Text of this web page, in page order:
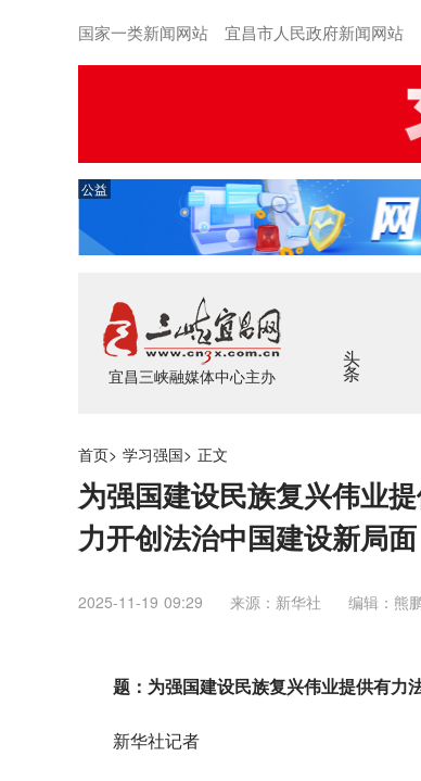
国家一类新闻网站 宜昌市人民政府新闻网站
公益
宜昌三峡融媒体中心主办
头条
首页> 学习强国> 正文
为强国建设民族复兴伟业
力开创法治中国建设新局面
2025-11-19 09:29 来源：新华社 编辑：熊
题：为强国建设民族复兴伟业提供有
新华社记者